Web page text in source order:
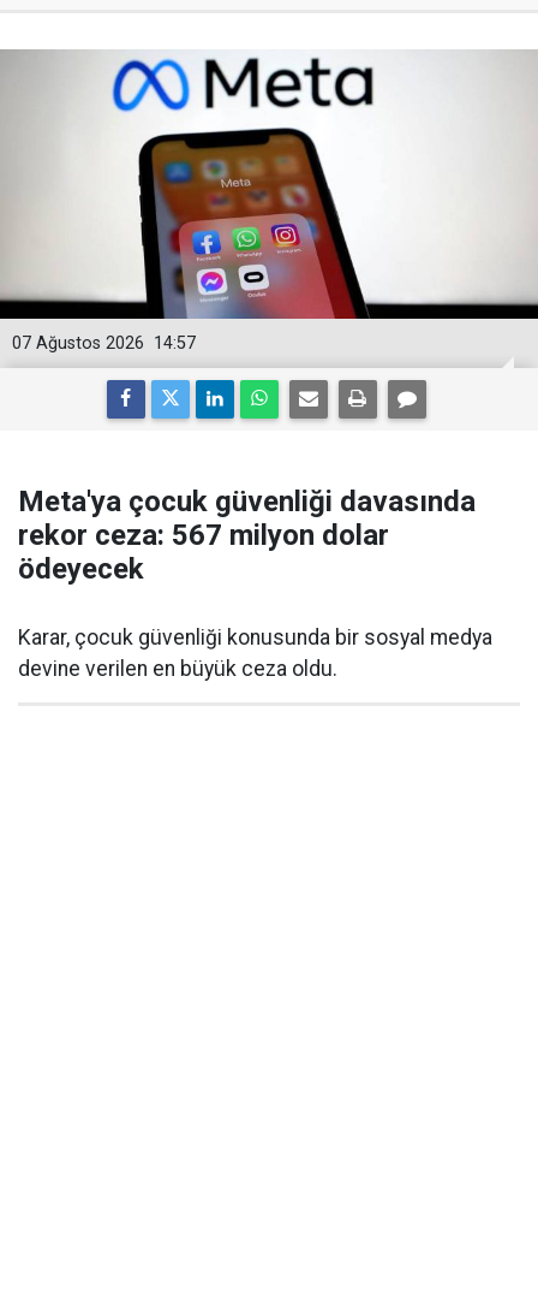
14:57
07 Ağustos 2026
Meta'ya çocuk güvenliği davasında
rekor ceza: 567 milyon dolar
ödeyecek
Karar, çocuk güvenliği konusunda bir sosyal medya
devine verilen en büyük ceza oldu.